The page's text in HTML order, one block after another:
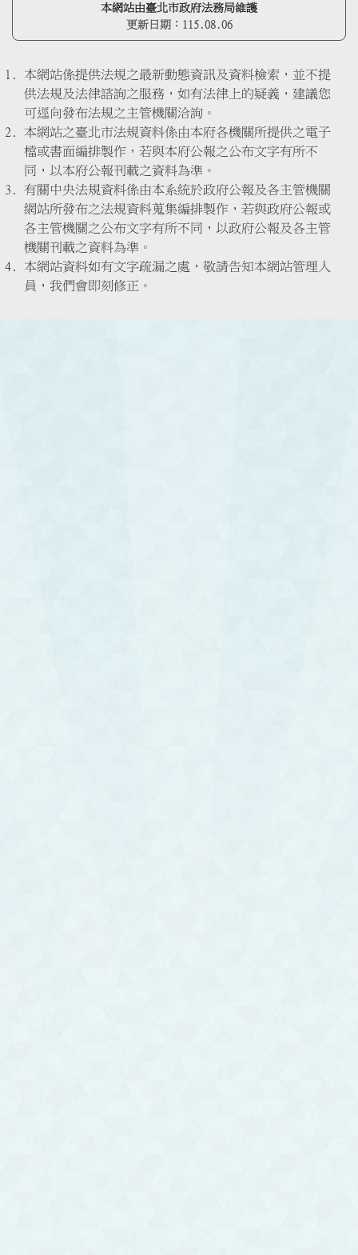
本網站由臺北市政府法務局維護
更新日期： 115.08.06
本網站係提供法規之最新動態資訊及資料檢索，並不提
供法規及法律諮詢之服務，如有法律上的疑義，建議您
可逕向發布法規之主管機關洽詢。
本網站之臺北市法規資料係由本府各機關所提供之電子
檔或書面編排製作，若與本府公報之公布文字有所不
同，以本府公報刊載之資料為準。
有關中央法規資料係由本系統於政府公報及各主管機關
網站所發布之法規資料蒐集編排製作，若與政府公報或
各主管機關之公布文字有所不同，以政府公報及各主管
機關刊載之資料為準。
本網站資料如有文字疏漏之處，敬請告知本網站管理人
員，我們會即刻修正。